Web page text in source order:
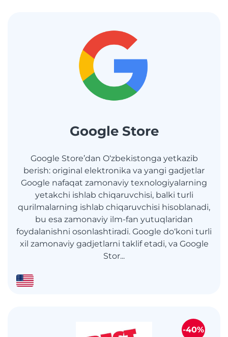
Google Store
Google Store’dan O‘zbekistonga yetkazib
berish: original elektronika va yangi gadjetlar
Google nafaqat zamonaviy texnologiyalarning
yetakchi ishlab chiqaruvchisi, balki turli
qurilmalarning ishlab chiqaruvchisi hisoblanadi,
bu esa zamonaviy ilm-fan yutuqlaridan
foydalanishni osonlashtiradi. Google do‘koni turli
xil zamonaviy gadjetlarni taklif etadi, va Google
Stor...
-40%